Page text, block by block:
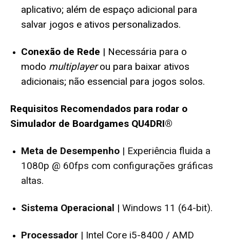
aplicativo; além de espaço adicional para
salvar jogos e ativos personalizados.
Conexão de Rede | Necessária para o
modo multiplayerou para baixar ativos
adicionais; não essencial para jogos solos.
Requisitos Recomendados para rodar o
Simulador de Boardgames QU4DRI®
Meta de Desempenho | Experiência fluida a
1080p @ 60fps com configurações gráficas
altas.
Sistema Operacional | Windows 11 (64-bit).
Processador | Intel Core i5-8400 / AMD